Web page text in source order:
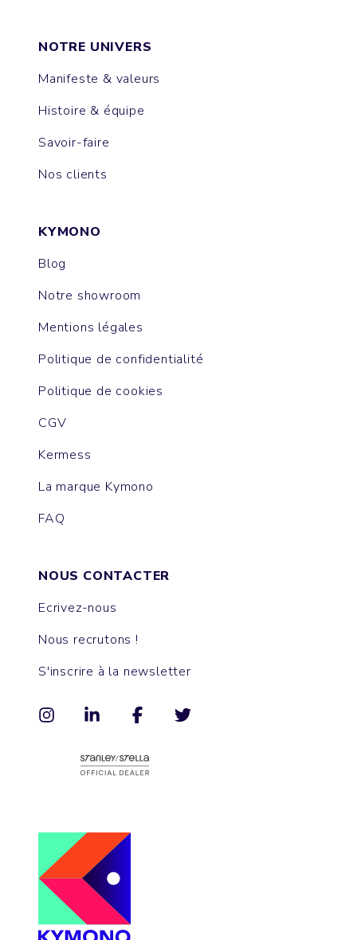
NOTRE UNIVERS
Manifeste & valeurs
Histoire & équipe
Savoir-faire
Nos clients
KYMONO
Blog
Notre showroom
Mentions légales
Politique de confidentialité
Politique de cookies
CGV
Kermess
La marque Kymono
FAQ
NOUS CONTACTER
Ecrivez-nous
Nous recrutons !
S'inscrire à la newsletter